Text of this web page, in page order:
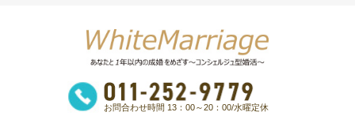
お問合わせ時間 13：00～20：00/水曜定休